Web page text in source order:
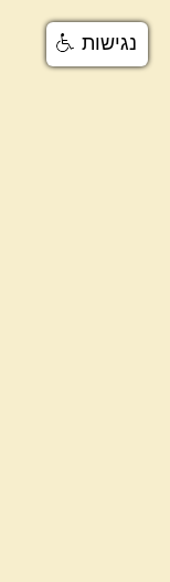
נגישות